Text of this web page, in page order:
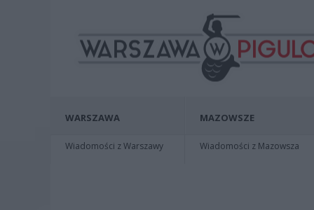
WARSZAWA
Wiadomości z Warszawy
MAZOWSZE
Wiadomości z Mazowsza